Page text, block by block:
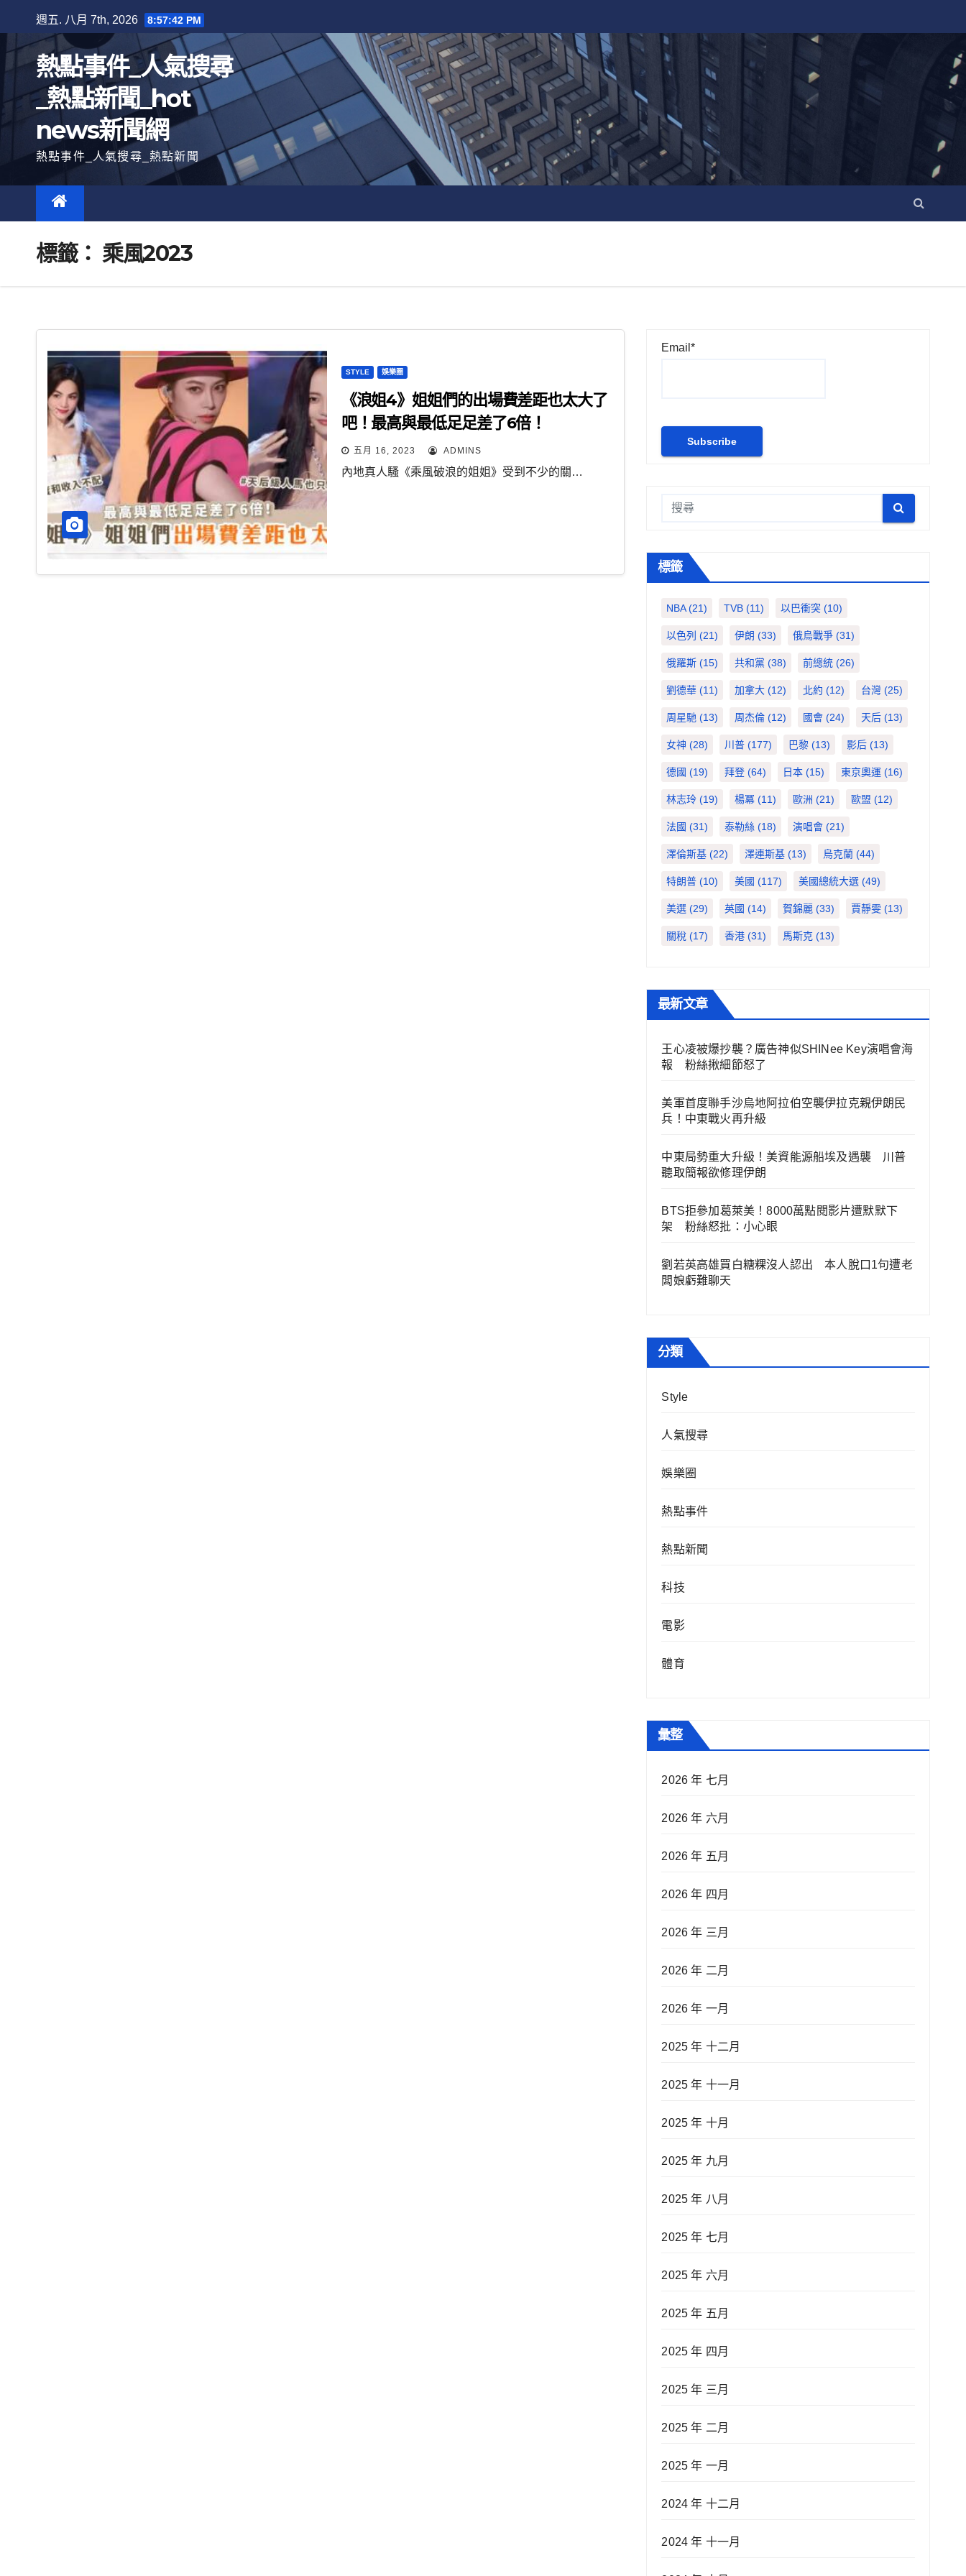
至
內
週五. 八月 7th, 2026 8:57:43 PM
熱點事件_人氣搜尋
_熱點新聞_hot
news新聞網
熱點事件_人氣搜尋_熱點新聞
標籤： 乘風2023
STYLE 娛樂圈
《浪姐4》姐姐們的出場費差距也太大了
吧！最高與最低足足差了6倍！
五月 16, 2023 ADMINS
內地真人騷《乘風破浪的姐姐》受到不少的關…
Email*
標籤
NBA(21) TVB (11) 以巴衝突 (10)
以色列 (21) 伊朗 (33) 俄烏戰爭 (31)
俄羅斯 (15) 共和黨 (38) 前總統 (26)
劉德華 (11) 加拿大 (12) 北約 (12) 台灣 (25)
周星馳 (13) 周杰倫 (12) 國會 (24) 天后 (13)
女神 (28) 川普 (177) 巴黎 (13) 影后 (13)
德國 (19) 拜登 (64) 日本 (15) 東京奧運 (16)
林志玲 (19) 楊冪 (11) 歐洲 (21) 歐盟 (12)
法國 (31) 泰勒絲 (18) 演唱會 (21)
澤倫斯基 (22) 澤連斯基 (13) 烏克蘭 (44)
特朗普 (10) 美國 (117) 美國總統大選 (49)
美選 (29) 英國 (14) 賀錦麗 (33) 賈靜雯 (13)
關稅 (17) 香港 (31) 馬斯克 (13)
最新文章
王心凌被爆抄襲？廣告神似SHINee Key演唱會海
報 粉絲揪細節怒了
美軍首度聯手沙烏地阿拉伯空襲伊拉克親伊朗民
兵！中東戰火再升級
中東局勢重大升級！美資能源船埃及遇襲 川普
聽取簡報欲修理伊朗
BTS拒參加葛萊美！8000萬點閱影片遭默默下
架 粉絲怒批：小心眼
劉若英高雄買白糖粿沒人認出 本人脫口1句遭老
闆娘虧難聊天
分類
Style
人氣搜尋
娛樂圈
熱點事件
熱點新聞
科技
電影
體育
彙整
2026 年 七月
2026 年 六月
2026 年 五月
2026 年 四月
2026 年 三月
2026 年 二月
2026 年 一月
2025 年 十二月
2025 年 十一月
2025 年 十月
2025 年 九月
2025 年 八月
2025 年 七月
2025 年 六月
2025 年 五月
2025 年 四月
2025 年 三月
2025 年 二月
2025 年 一月
2024 年 十二月
2024 年 十一月